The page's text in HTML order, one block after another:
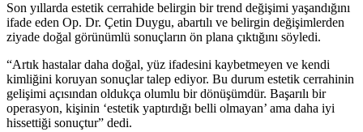
Son yıllarda estetik cerrahide belirgin bir trend değişimi yaşandığını
ifade eden Op. Dr. Çetin Duygu, abartılı ve belirgin değişimlerden
ziyade doğal görünümlü sonuçların ön plana çıktığını söyledi.
“Artık hastalar daha doğal, yüz ifadesini kaybetmeyen ve kendi
kimliğini koruyan sonuçlar talep ediyor. Bu durum estetik cerrahinin
gelişimi açısından oldukça olumlu bir dönüşümdür. Başarılı bir
operasyon, kişinin ‘estetik yaptırdığı belli olmayan’ ama daha iyi
hissettiği sonuçtur” dedi.